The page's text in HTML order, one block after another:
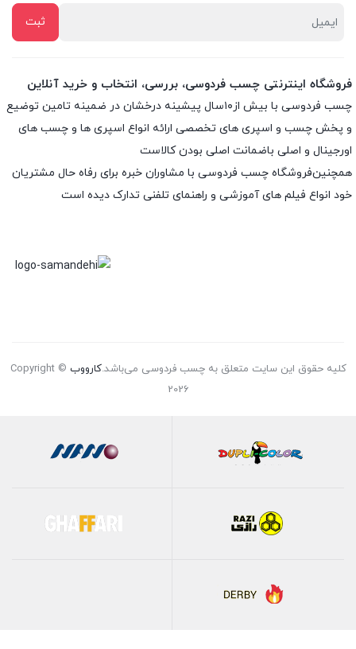
فروشگاه اینترنتی چسب فردوسی، بررسی، انتخاب و خرید آنلاین
چسب فردوسی با بیش از۱۰سال پیشینه درخشان در ضمینه تامین توضیع
و پخش چسب و اسپری های تخصصی ارائه انواع اسپری ها و چسب های
اورجینال و اصلی باضمانت اصلی بودن کالاست
همچنین‌فروشگاه چسب فردوسی با مشاوران خبره برای رفاه حال مشتریان
خود انواع فیلم های آموزشی و راهنمای تلفنی تدارک دیده است
کلیه حقوق این سایت متعلق به چسب فردوسی می‌باشد.کارووب Copyright ©
2026